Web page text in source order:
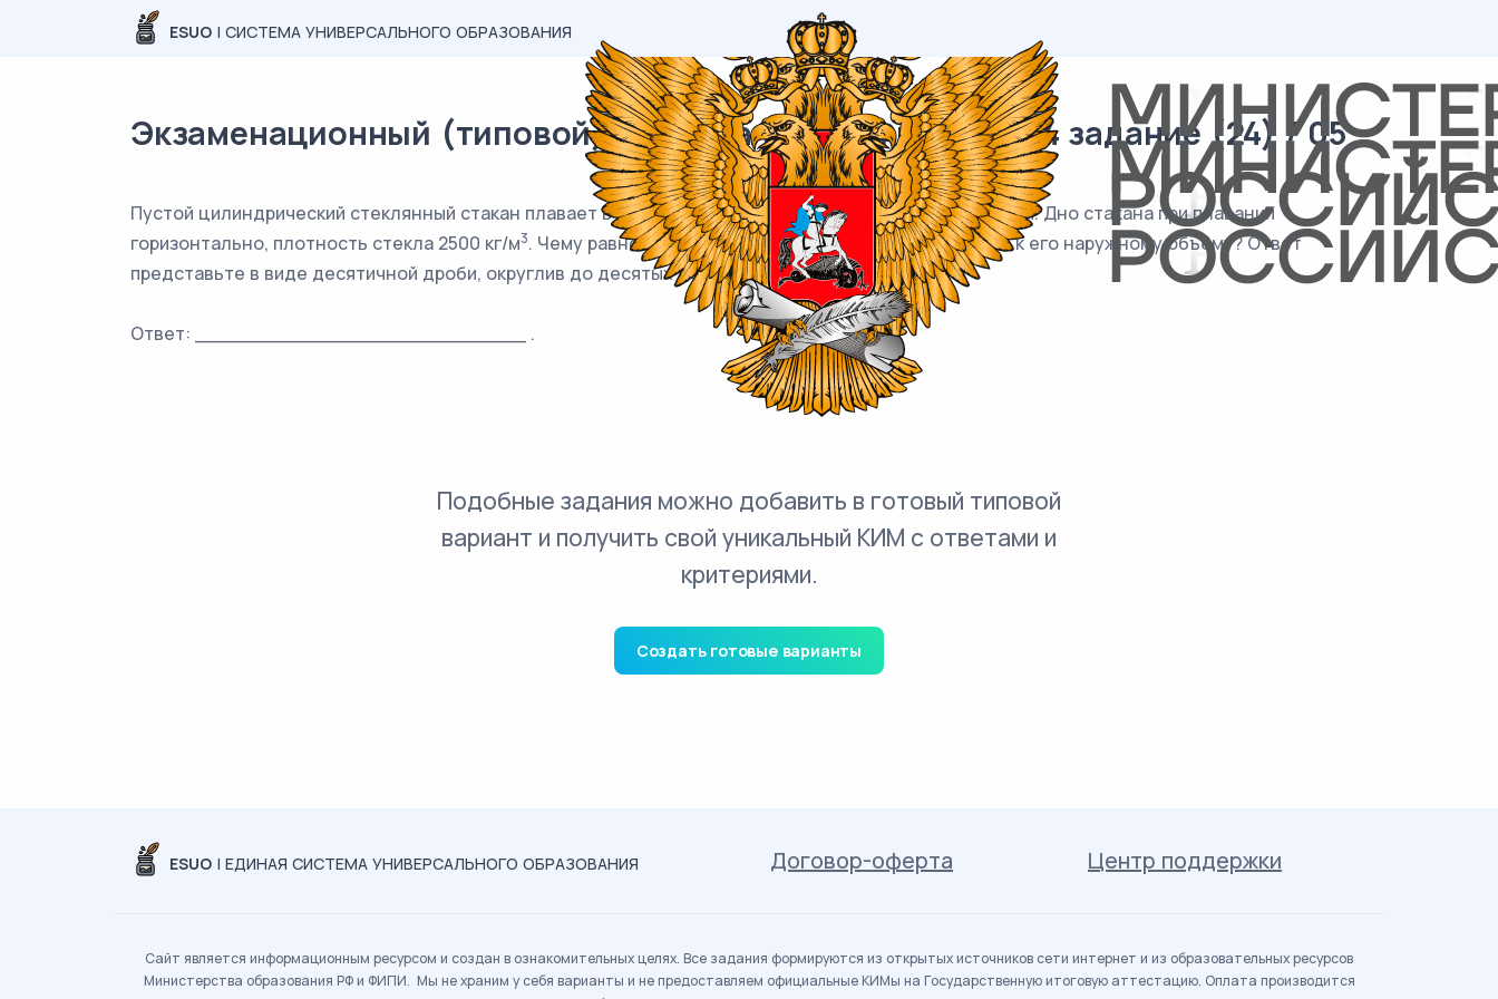
ESUO | СИСТЕМА УНИВЕРСАЛЬНОГО ОБРАЗОВАНИЯ
Экзаменационный (типовой) материал ЕГЭ / Физика / 04 задание (24) / 05
Пустой цилиндрический стеклянный стакан плавает в воде, погрузившись на половину своей высоты. Дно стакана при плавании
горизонтально, плотность стекла 2500 кг/м3. Чему равно отношение внутреннего объёма стакана к его наружному объёму? Ответ
представьте в виде десятичной дроби, округлив до десятых долей
Ответ: ___________________________ .
Подобные задания можно добавить в готовый типовой
вариант и получить свой уникальный КИМ с ответами и
критериями.
Создать готовые варианты
ESUO | ЕДИНАЯ СИСТЕМА УНИВЕРСАЛЬНОГО ОБРАЗОВАНИЯ Договор-оферта Центр поддержки
Сайт является информационным ресурсом и создан в ознакомительных целях. Все задания формируются из открытых источников сети интернет и из образовательных ресурсов
Министерства образования РФ и ФИПИ. Мы не храним у себя варианты и не предоставляем официальные КИМы на Государственную итоговую аттестацию. Оплата производится